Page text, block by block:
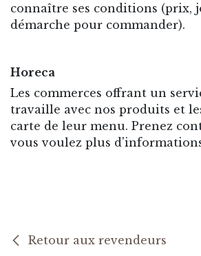
connaître ses conditions (prix,
démarche pour commander).
Horeca
Les commerces offrant un
travaille avec nos produits et
carte de leur menu. Prenez
vous voulez plus
Retour aux revendeurs